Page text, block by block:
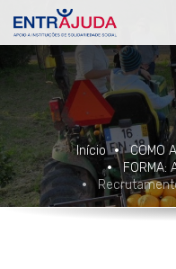
Início COMO
FORMA: